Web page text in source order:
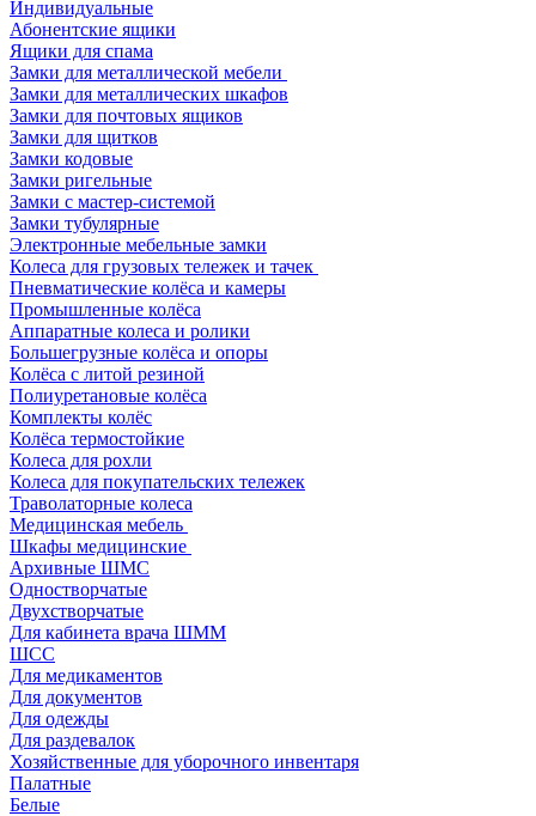
Индивидуальные
Абонентские ящики
Ящики для спама
Замки для металлической мебели
Замки для металлических шкафов
Замки для почтовых ящиков
Замки для щитков
Замки кодовые
Замки ригельные
Замки с мастер-системой
Замки тубулярные
Электронные мебельные замки
Колеса для грузовых тележек и тачек
Пневматические колёса и камеры
Промышленные колёса
Аппаратные колеса и ролики
Большегрузные колёса и опоры
Колёса с литой резиной
Полиуретановые колёса
Комплекты колёс
Колёса термостойкие
Колеса для рохли
Колеса для покупательских тележек
Траволаторные колеса
Медицинская мебель
Шкафы медицинские
Архивные ШМС
Одностворчатые
Двухстворчатые
Для кабинета врача ШММ
ШСС
Для медикаментов
Для документов
Для одежды
Для раздевалок
Хозяйственные для уборочного инвентаря
Палатные
Белые